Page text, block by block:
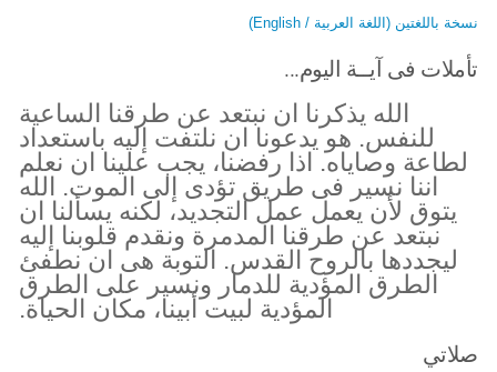
نسخة باللغتين (اللغة العربية / English)
تأملات فى آيــة اليوم...
الله يذكرنا ان نبتعد عن طرقنا الساعية
للنفس. هو يدعونا ان نلتفت إليه باستعداد
لطاعة وصاياه. اذا رفضنا، يجب علينا ان نعلم
اننا نسير فى طريق تؤدى إلى الموت. الله
يتوق لأن يعمل عمل التجديد، لكنه يسألنا ان
نبتعد عن طرقنا المدمرة ونقدم قلوبنا إليه
ليجددها بالروح القدس. التوبة هى ان نطفئ
الطرق المؤدية للدمار ونسير على الطرق
المؤدية لبيت أبينا، مكان الحياة.
صلاتي